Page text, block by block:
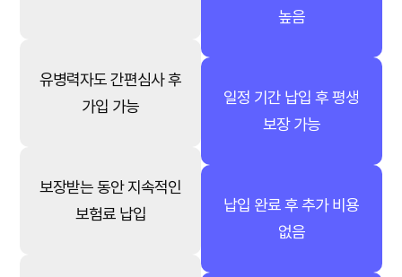
유병력자도 간편심사 후
가입 가능
보장받는 동안 지속적인
보험료 납입
높음
일정 기간 납입 후 평생
보장 가능
납입 완료 후 추가 비용
없음